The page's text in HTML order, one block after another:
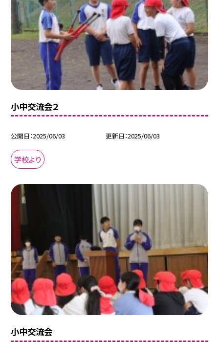
小中交流会２
公開日 2025/06/03 更新日 2025/06/03
学校より
小中交流会